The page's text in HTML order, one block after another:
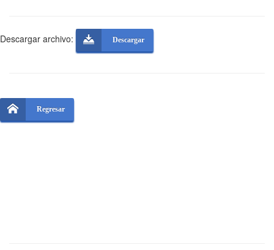
Descargar archivo: Descargar
Regresar